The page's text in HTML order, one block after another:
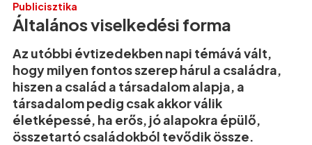
Publicisztika
Általános viselkedési forma
Az utóbbi évtizedekben napi témává vált,
hogy milyen fontos szerep hárul a családra,
hiszen a család a társadalom alapja, a
társadalom pedig csak akkor válik
életképessé, ha erős, jó alapokra épülő,
összetartó családokból tevődik össze.